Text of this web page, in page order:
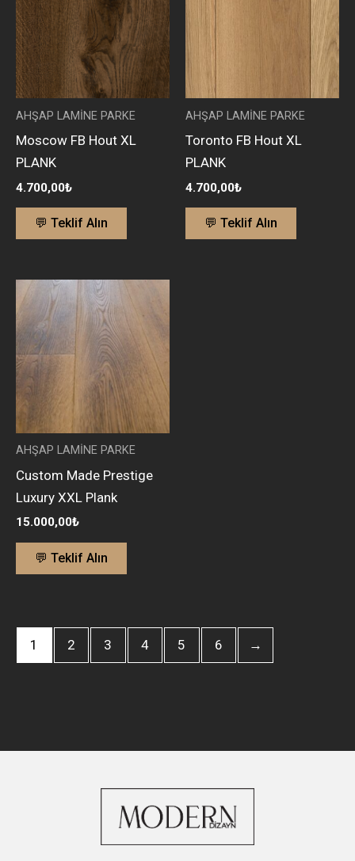
AHŞAP LAMİNE PARKE
Moscow FB Hout XL
PLANK
4.700,00₺
💬 Teklif Alın
AHŞAP LAMİNE PARKE
Toronto FB Hout XL
PLANK
4.700,00₺
💬 Teklif Alın
AHŞAP LAMİNE PARKE
Custom Made Prestige
Luxury XXL Plank
15.000,00₺
💬 Teklif Alın
1 2 3 4 5 6 →